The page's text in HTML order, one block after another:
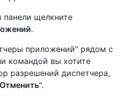
панели щелкните
.
приложений" рядом с
командой вы хотите
разрешений диспетчера,
".